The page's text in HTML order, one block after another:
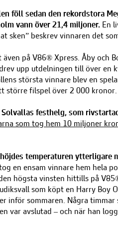
föll sedan den rekordstora
vann över 21,4 miljoner. En
sken” beskrev vinnaren det
på V86® Xpress. Åby och
upp utdelningen till över en
största vinnare blev en
större filspel över 2 000 kronor.
festhelg, som
som tog hem 10 miljoner
temperaturen ytterligare
en ensam vinnare hem hela
högsta vinsten hittills på
som köpt en Harry Boy
inför sommaren. Några timmar
var avslutad – och när han